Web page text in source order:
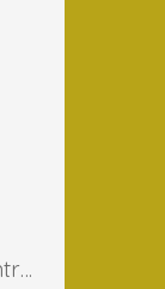
Frederic LECLERC EI (Entreprise Individuelle)